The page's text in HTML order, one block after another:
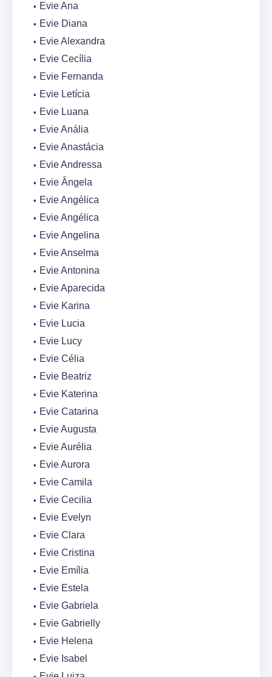
Evie Ana
Evie Diana
Evie Alexandra
Evie Cecília
Evie Fernanda
Evie Letícia
Evie Luana
Evie Anália
Evie Anastácia
Evie Andressa
Evie Ângela
Evie Angélica
Evie Angélica
Evie Angelina
Evie Anselma
Evie Antonina
Evie Aparecida
Evie Karina
Evie Lucia
Evie Lucy
Evie Célia
Evie Beatriz
Evie Katerina
Evie Catarina
Evie Augusta
Evie Aurélia
Evie Aurora
Evie Camila
Evie Cecilia
Evie Evelyn
Evie Clara
Evie Cristina
Evie Emília
Evie Estela
Evie Gabriela
Evie Gabrielly
Evie Helena
Evie Isabel